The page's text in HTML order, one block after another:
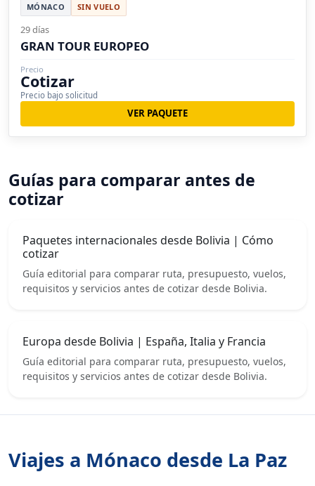
MÓNACO SIN VUELO
29 días
GRAN TOUR EUROPEO
Precio
Cotizar
Precio bajo solicitud
VER PAQUETE
Guías para comparar antes de
cotizar
Paquetes internacionales desde Bolivia | Cómo
cotizar
Guía editorial para comparar ruta, presupuesto, vuelos,
requisitos y servicios antes de cotizar desde Bolivia.
Europa desde Bolivia | España, Italia y Francia
Guía editorial para comparar ruta, presupuesto, vuelos,
requisitos y servicios antes de cotizar desde Bolivia.
Viajes a Mónaco desde La Paz